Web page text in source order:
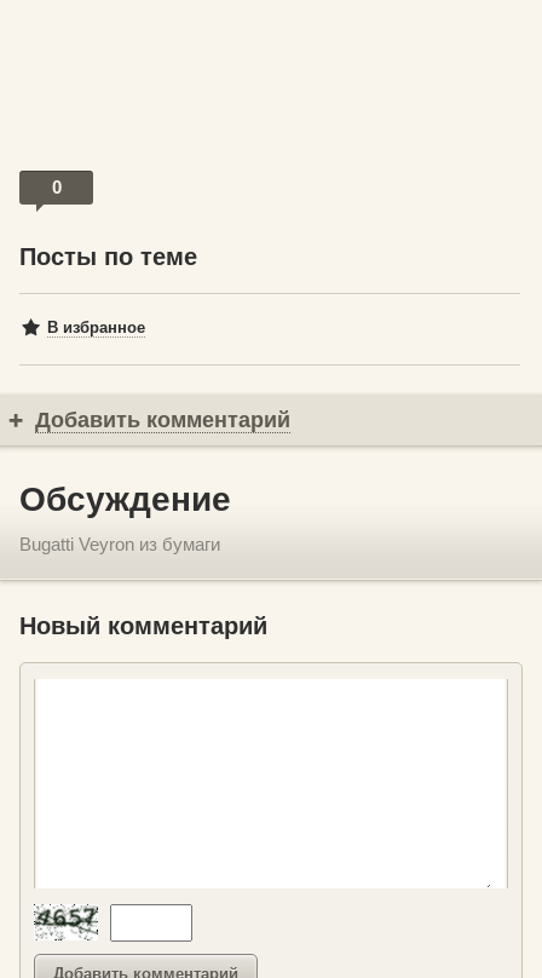
0
Посты по теме
В избранное
Добавить комментарий
Обсуждение
Bugatti Veyron из бумаги
Новый комментарий